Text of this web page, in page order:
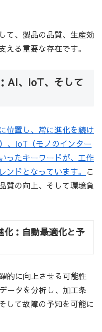
て、製品の品質、生産効
る重要な存在です。
AI、IoT、そして
位置し、常に進化を続け
、IoT（モノのインター
ったキーワードが、工作
ドとなっています。 こ
質の向上、そして環境負
：自動最適化と予
的に向上させる可能性
ータを分析し、加工条
して故障の予知を可能に